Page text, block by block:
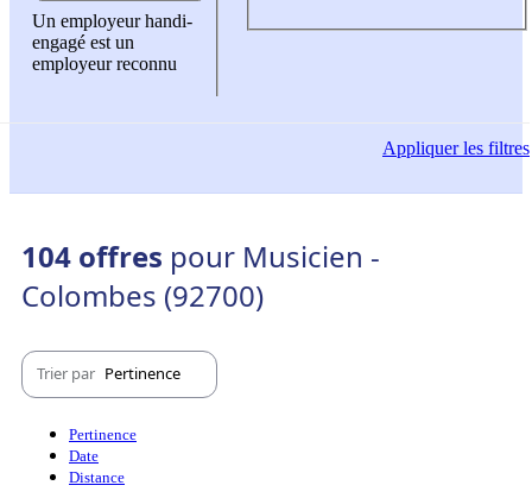
Un employeur handi-
engagé est un
employeur reconnu
Appliquerles filtres
104 offres pour Musicien -
Colombes (92700)
Trier par Pertinence
Pertinence
Date
Distance